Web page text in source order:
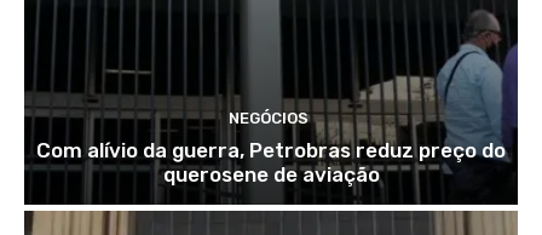
NEGÓCIOS
Com alívio da guerra, Petrobras reduz preço do
querosene de aviação